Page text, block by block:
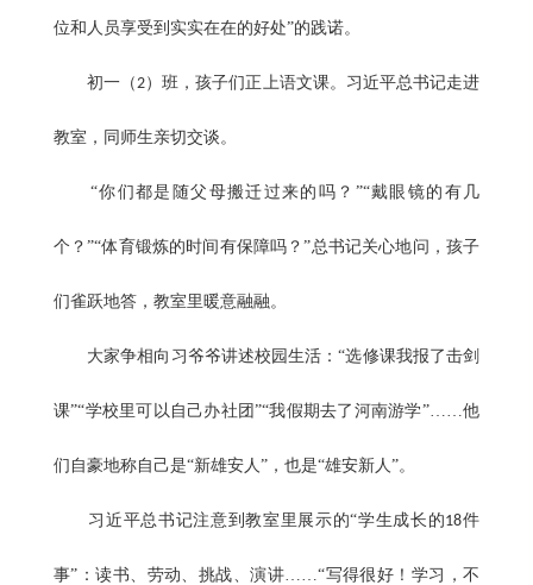
位和人员享受到实实在在的好处”的践诺。
初一（2）班，孩子们正上语文课。习近平总书记走进
教室，同师生亲切交谈。
“你们都是随父母搬迁过来的吗？”“戴眼镜的有几
个？”“体育锻炼的时间有保障吗？”总书记关心地问，孩子
们雀跃地答，教室里暖意融融。
大家争相向习爷爷讲述校园生活：“选修课我报了击剑
课”“学校里可以自己办社团”“我假期去了河南游学”……他
们自豪地称自己是“新雄安人”，也是“雄安新人”。
习近平总书记注意到教室里展示的“学生成长的18件
事”：读书、劳动、挑战、演讲……“写得很好！学习，不